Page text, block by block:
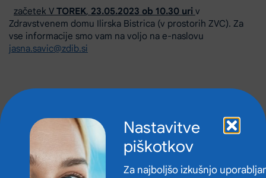
Nastavitve
piškotkov
Za najboljšo izkušnjo
začetek V TOREK, 23.05.2023 ob 10.30 uri v
Zdravstvenem domu Ilirska Bistrica (v prostorih ZVC). Za
vse informacije smo vam na voljo na e-naslovu
jasna.savic@zdib.si